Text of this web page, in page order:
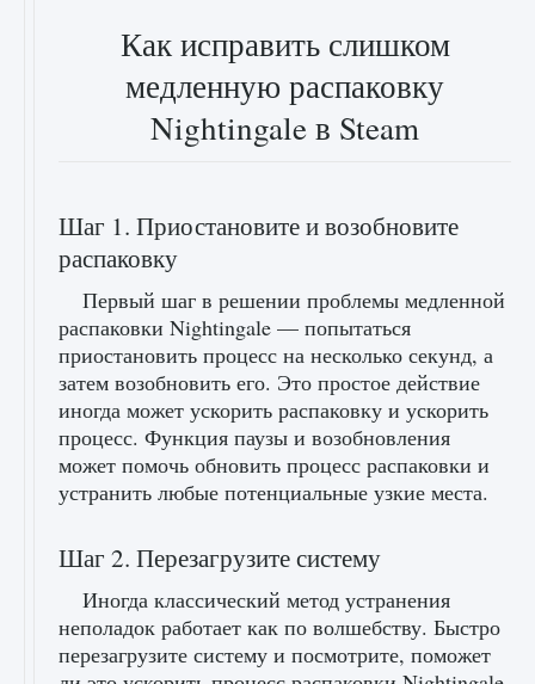
Как исправить слишком
медленную распаковку
Nightingale в Steam
Шаг 1. Приостановите и возобновите
распаковку
Первый шаг в решении проблемы медленной
распаковки Nightingale — попытаться
приостановить процесс на несколько секунд, а
затем возобновить его. Это простое действие
иногда может ускорить распаковку и ускорить
процесс. Функция паузы и возобновления
может помочь обновить процесс распаковки и
устранить любые потенциальные узкие места.
Шаг 2. Перезагрузите систему
Иногда классический метод устранения
неполадок работает как по волшебству. Быстро
перезагрузите систему и посмотрите, поможет